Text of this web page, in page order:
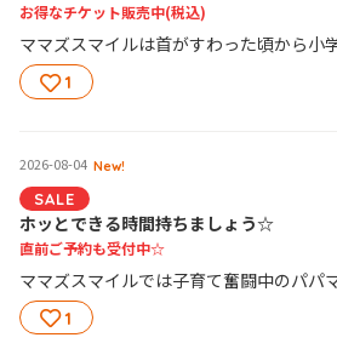
お得なチケット販売中(税込)
1
2026-08-04 New!
SALE
ホッとできる時間持ちましょう☆
直前ご予約も受付中☆
1